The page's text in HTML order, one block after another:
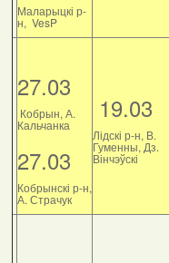
Маларыцкі р-
н, VesP
27.03
Кобрын, А.
Кальчанка
27.03
Кобрынскі р-н,
А. Страчук
19.03
Лідскі р-н, В.
Гуменны, Дз.
Вінчэўскі